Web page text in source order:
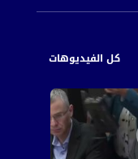
كل الفيديوهات